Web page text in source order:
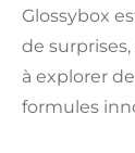
Glossybox
de
à explorer
formules